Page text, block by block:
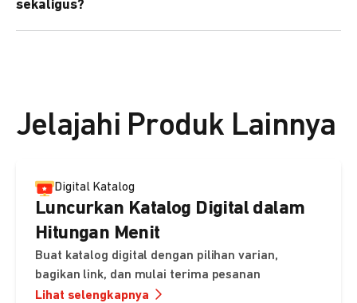
kebutuhan Anda.
sekaligus?
Jelajahi Produk Lainnya
Digital Katalog
Luncurkan Katalog Digital dalam
Hitungan Menit
Buat katalog digital dengan pilihan varian,
bagikan link, dan mulai terima pesanan
Lihat selengkapnya